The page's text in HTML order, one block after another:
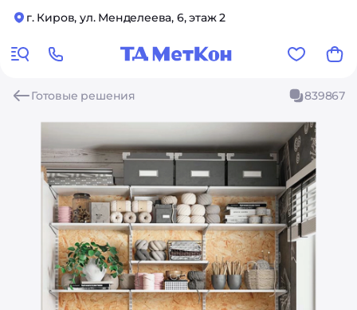
г. Киров, ул. Менделеева, 6, этаж 2
Готовые решения 839867